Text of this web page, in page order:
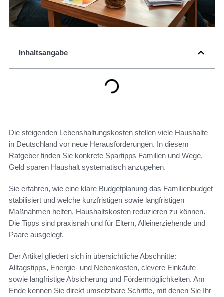
Inhaltsangabe
Die steigenden Lebenshaltungskosten stellen viele Haushalte
in Deutschland vor neue Herausforderungen. In diesem
Ratgeber finden Sie konkrete Spartipps Familien und Wege,
Geld sparen Haushalt systematisch anzugehen.
Sie erfahren, wie eine klare Budgetplanung das Familienbudget
stabilisiert und welche kurzfristigen sowie langfristigen
Maßnahmen helfen, Haushaltskosten reduzieren zu können.
Die Tipps sind praxisnah und für Eltern, Alleinerziehende und
Paare ausgelegt.
Der Artikel gliedert sich in übersichtliche Abschnitte:
Alltagstipps, Energie- und Nebenkosten, clevere Einkäufe
sowie langfristige Absicherung und Fördermöglichkeiten. Am
Ende kennen Sie direkt umsetzbare Schritte, mit denen Sie Ihr